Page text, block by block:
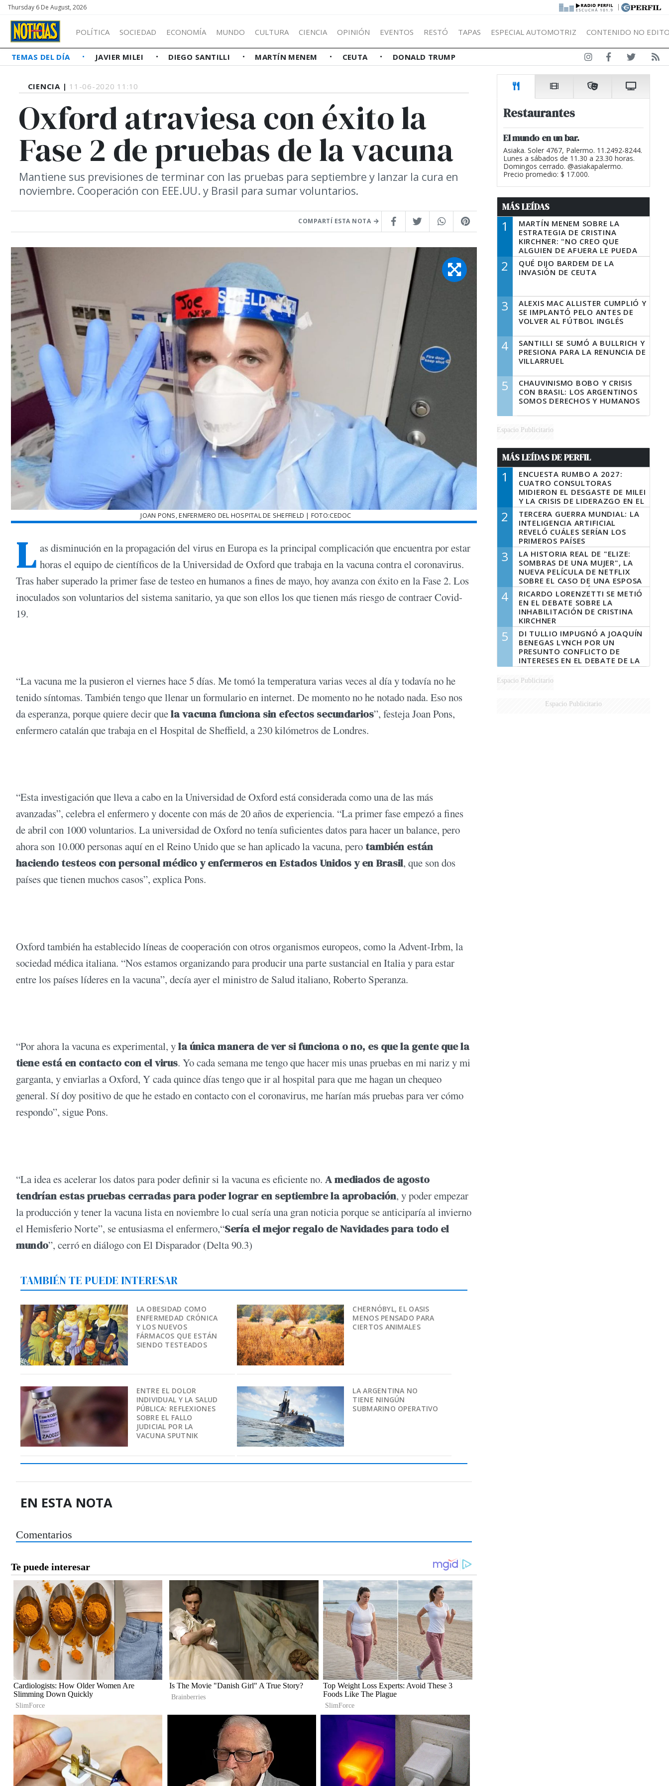
Thursday 6 De August, 2026 |
POLÍTICA SOCIEDAD ECONOMÍA MUNDO CULTURA CIENCIA OPINIÓN EVENTOS RESTÓ TAPAS ESPECIAL AUTOMOTRIZ CONTENIDO NO
TEMAS DEL DÍA JAVIER MILEI DIEGO SANTILLI MARTÍN MENEM CEUTA DONALD TRUMP
CIENCIA | 11-06-2020 11:10
Oxford atraviesa con éxito la
Fase 2 de pruebas de la vacuna
Mantiene sus previsiones de terminar con las pruebas para septiembre y lanzar la cura en
noviembre. Cooperación con EEE.UU. y Brasil para sumar voluntarios.
COMPARTÍ ESTA NOTA
JOAN PONS, ENFERMERO DEL HOSPITAL DE SHEFFIELD | FOTO:CEDOC
L as disminución en la propagación del virus en Europa es la principal complicación que encuentra por estar
horas el equipo de científicos de la Universidad de Oxford que trabaja en la vacuna contra el coronavirus.
Tras haber superado la primer fase de testeo en humanos a fines de mayo, hoy avanza con éxito en la Fase 2. Los
inoculados son voluntarios del sistema sanitario, ya que son ellos los que tienen más riesgo de contraer Covid-
19.
“La vacuna me la pusieron el viernes hace 5 días. Me tomó la temperatura varias veces al día y todavía no he
tenido síntomas. También tengo que llenar un formulario en internet. De momento no he notado nada. Eso nos
da esperanza, porque quiere decir quela vacuna funciona sin efectos secundarios”, festeja Joan Pons,
enfermero catalán que trabaja en el Hospital de Sheffield, a 230 kilómetros de Londres.
“Esta investigación que lleva a cabo en la Universidad de Oxford está considerada como una de las más
avanzadas”, celebra el enfermero y docente con más de 20 años de experiencia. “La primer fase empezó a fines
de abril con 1000 voluntarios. La universidad de Oxford no tenía suficientes datos para hacer un balance, pero
ahora son 10.000 personas aquí en el Reino Unido que se han aplicado la vacuna, perotambién están
haciendo testeos con personal médico y enfermeros en Estados Unidos y en Brasil, que son dos
países que tienen muchos casos”, explica Pons.
Oxford también ha establecido líneas de cooperación con otros organismos europeos, como la Advent-Irbm, la
sociedad médica italiana. “Nos estamos organizando para producir una parte sustancial en Italia y para estar
entre los países líderes en la vacuna”, decía ayer el ministro de Salud italiano, Roberto Speranza.
“Por ahora la vacuna es experimental, yla única manera de ver si funciona o no, es que la gente que la
tiene está en contacto con el virus. Yo cada semana me tengo que hacer mis unas pruebas en mi nariz y mi
garganta, y enviarlas a Oxford, Y cada quince días tengo que ir al hospital para que me hagan un chequeo
general. Sí doy positivo de que he estado en contacto con el coronavirus, me harían más pruebas para ver cómo
respondo”, sigue Pons.
“La idea es acelerar los datos para poder definir si la vacuna es eficiente no. A mediados de agosto
tendrían estas pruebas cerradas para poder lograr en septiembre la aprobación, y poder empezar
la producción y tener la vacuna lista en noviembre lo cual sería una gran noticia porque se anticiparía al invierno
el Hemisferio Norte”, se entusiasma el enfermero,“Sería el mejor regalo de Navidades para todo el
mundo”, cerró en diálogo con El Disparador (Delta 90.3)
TAMBIÉN TE PUEDE INTERESAR
LA OBESIDAD COMO
ENFERMEDAD CRÓNICA
Y LOS NUEVOS
FÁRMACOS QUE ESTÁN
SIENDO TESTEADOS
CHERNÓBYL, EL OASIS
MENOS PENSADO PARA
CIERTOS ANIMALES
ENTRE EL DOLOR
INDIVIDUAL Y LA SALUD
PÚBLICA: REFLEXIONES
SOBRE EL FALLO
JUDICIAL POR LA
VACUNA SPUTNIK
LA ARGENTINA NO
TIENE NINGÚN
SUBMARINO OPERATIVO
EN ESTA NOTA
Comentarios
Restaurantes
El mundo en un bar.
Asiaka. Soler 4767, Palermo. 11.2492-8244.
Lunes a sábados de 11.30 a 23.30 horas.
Domingos cerrado. @asiakapalermo.
Precio promedio: $ 17.000.
MÁS LEÍDAS
1
MARTÍN MENEM SOBRE LA
ESTRATEGIA DE CRISTINA
KIRCHNER: "NO CREO QUE
ALGUIEN DE AFUERA LE PUEDA
DECIR A LA JUSTICIA LO QUE
TIENE QUE HACER"
2
QUÉ DIJO BARDEM DE LA
INVASIÓN DE CEUTA
3
ALEXIS MAC ALLISTER CUMPLIÓ Y
SE IMPLANTÓ PELO ANTES DE
VOLVER AL FÚTBOL INGLÉS
4
SANTILLI SE SUMÓ A BULLRICH Y
PRESIONA PARA LA RENUNCIA DE
VILLARRUEL
5
CHAUVINISMO BOBO Y CRISIS
CON BRASIL: LOS ARGENTINOS
SOMOS DERECHOS Y HUMANOS
Espacio Publicitario
MÁS LEÍDAS DE PERFIL
1
ENCUESTA RUMBO A 2027:
CUATRO CONSULTORAS
MIDIERON EL DESGASTE DE MILEI
Y LA CRISIS DE LIDERAZGO EN EL
PERONISMO
2
TERCERA GUERRA MUNDIAL: LA
INTELIGENCIA ARTIFICIAL
REVELÓ CUÁLES SERÍAN LOS
PRIMEROS PAÍSES
LATINOAMERICANOS EN SER
DERROTADOS
3
LA HISTORIA REAL DE "ELIZE:
SOMBRAS DE UNA MUJER", LA
NUEVA PELÍCULA DE NETFLIX
SOBRE EL CASO DE UNA ESPOSA
QUE DESCUARTIZÓ A SU
MARIDO
4
RICARDO LORENZETTI SE METIÓ
EN EL DEBATE SOBRE LA
INHABILITACIÓN DE CRISTINA
KIRCHNER
5
DI TULLIO IMPUGNÓ A JOAQUÍN
BENEGAS LYNCH POR UN
PRESUNTO CONFLICTO DE
INTERESES EN EL DEBATE DE LA
LEY DE TIERRAS
Espacio Publicitario
Espacio Publicitario